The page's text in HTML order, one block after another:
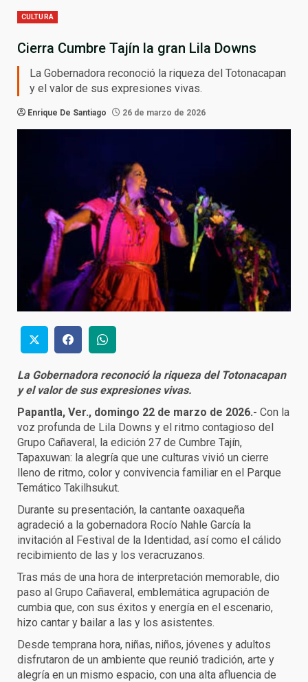
CULTURA
Cierra Cumbre Tajín la gran Lila Downs
La Gobernadora reconoció la riqueza del Totonacapan
y el valor de sus expresiones vivas.
Enrique De Santiago 26 de marzo de 2026
La Gobernadora reconoció la riqueza del Totonacapan
y el valor de sus expresiones vivas.
Papantla, Ver., domingo 22 de marzo de 2026.- Con la
voz profunda de Lila Downs y el ritmo contagioso del
Grupo Cañaveral, la edición 27 de Cumbre Tajín,
Tapaxuwan: la alegría que une culturas vivió un cierre
lleno de ritmo, color y convivencia familiar en el Parque
Temático Takilhsukut.
Durante su presentación, la cantante oaxaqueña
agradeció a la gobernadora Rocío Nahle García la
invitación al Festival de la Identidad, así como el cálido
recibimiento de las y los veracruzanos.
Tras más de una hora de interpretación memorable, dio
paso al Grupo Cañaveral, emblemática agrupación de
cumbia que, con sus éxitos y energía en el escenario,
hizo cantar y bailar a las y los asistentes.
Desde temprana hora, niñas, niños, jóvenes y adultos
disfrutaron de un ambiente que reunió tradición, arte y
alegría en un mismo espacio, con una alta afluencia de